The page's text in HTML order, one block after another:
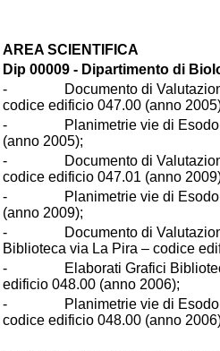
AREA SCIENTIFICA
Dip 00009 - Dipartimento di
- Documento di Valutazione
codice edificio 047.00 (anno
- Planimetrie vie di Esodo –
(anno 2005);
- Documento di Valutazione
codice edificio 047.01 (anno
- Planimetrie vie di Esodo –
(anno 2009);
- Documento di Valutazione
Biblioteca via La Pira – codice
- Elaborati Grafici Biblioteca
edificio 048.00 (anno 2006);
- Planimetrie vie di Esodo
codice edificio 048.00 (anno